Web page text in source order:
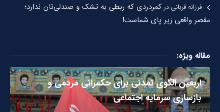
فرزانه قربانیدر کمردردی که ربطی به تشک و صندلی‌تان ندارد؛
مقصر واقعی زیر پای شماست!
مقاله ویژه:
اربعین الگوی تمدنی برای حکمرانی مردمی و
بازسازی سرمایه اجتماعی